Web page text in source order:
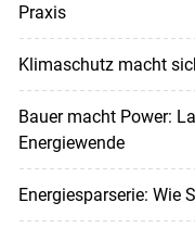
Praxis
Klimaschutz macht
Bauer macht Power:
Energiewende
Energiesparserie: Wie